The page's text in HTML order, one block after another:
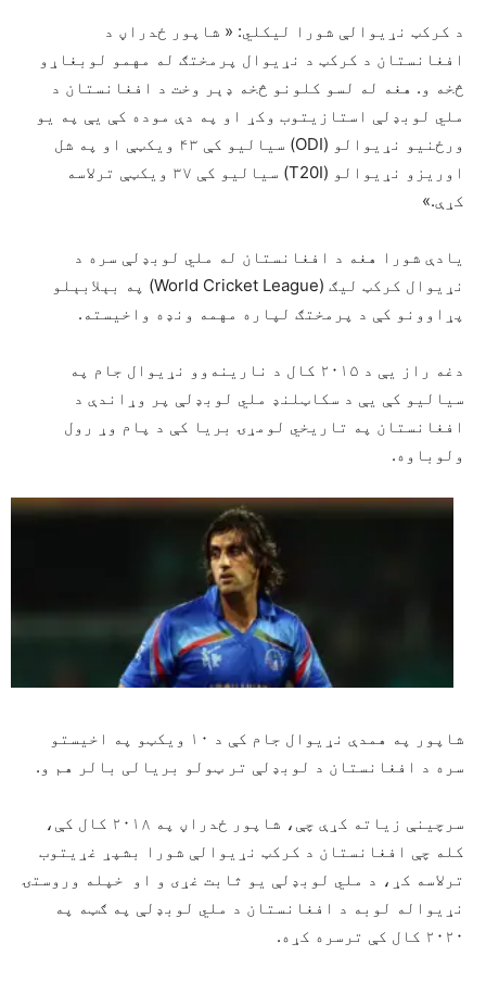
د کرکټ نړیوالې شورا لیکلي: « شاپور ځدراڼ د
افغانستان د کرکټ د نړیوال پرمختګ له مهمو لوبغاړو
څخه و. هغه له لسو کلونو څخه ډېر وخت د افغانستان د
ملي لوبډلې استازیتوب وکړ او په دې موده کې یې په یو
ورځنیو نړیوالو (ODI) سیالیو کې ۴۳ ویکټې او په شل
اوریزو نړیوالو (T20I) سیالیو کې ۳۷ ویکټې ترلاسه
کړې.»
یادې شورا هغه د افغانستان له ملي لوبډلې سره د
نړیوال کرکټ لیګ (World Cricket League) په بېلابېلو
پړاوونو کې د پرمختګ لپاره مهمه ونډه واخیسته.
دغه راز یې د ۲۰۱۵ کال د نارینه‌وو نړیوال جام په
سیالیو کې یې د سکاټلنډ ملي لوبډلې پر وړاندې د
افغانستان په تاریخي لومړۍ بریا کې د پام وړ رول
ولوباوه.
شاپور په همدې نړیوال جام کې د ۱۰ ویکټو په اخیستو
سره د افغانستان د لوبډلې تر ټولو بریالی بالر هم و.
سرچینې زیاته کړې چې، شاپور ځدراڼ په ۲۰۱۸ کال کې،
کله چې افغانستان د کرکټ نړیوالې شورا بشپړ غړیتوب
ترلاسه کړ، د ملي لوبډلې یو ثابت غړی و او خپله وروستۍ
نړیواله لوبه د افغانستان د ملي لوبډلې په ګټه په
۲۰۲۰ کال کې ترسره کړه.